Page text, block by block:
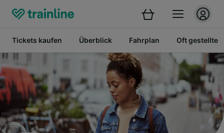
Tickets kaufen Überblick Fahrplan Oft gestellte